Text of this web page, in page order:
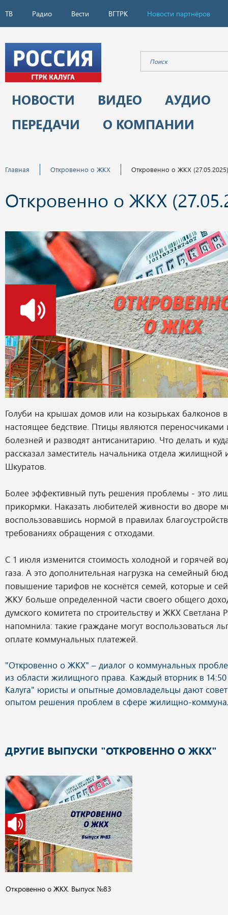
ТВ Радио Вести ВГТРК Новости партнёров
НОВОСТИ ВИДЕО
АУДИО
ПЕРЕДАЧИ
О КОМПАНИИ
Главная Откровенно о ЖКХ Откровенно о ЖКХ (27.05.2025)
Откровенно о ЖКХ
Голуби на крышах домов или на козырьках балконов
настоящее бедствие. Птицы являются
болезней и разводят антисанитарию. Что делать и
рассказал заместитель начальника отдела жилищной
Шкуратов.
Более эффективный путь решения проблемы - это
прикормки. Наказать любителей живности во дворе
воспользовавшись нормой в правилах
требованиях обращения с отходами.
С 1 июля изменится стоимость холодной и горячей
газа. А это дополнительная нагрузка на семейный
повышение тарифов не коснётся семей, которые и
ЖКУ больше определенной части своего общего
думского комитета по строительству и ЖКХ Светлана
напомнила: такие граждане могут воспользоваться
оплате коммунальных платежей.
ДРУГИЕ ВЫПУСКИ "ОТКРОВЕННО О ЖКХ"
Откровенно о ЖКХ. Выпуск №83